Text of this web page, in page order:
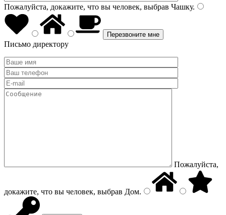
Пожалуйста, докажите, что вы человек, выбрав Чашку.
Письмо директору
Пожалуйста,
докажите, что вы человек, выбрав Дом.